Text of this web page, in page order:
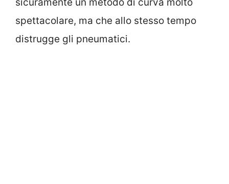
spettacolare, ma che allo stesso tempo
distrugge gli pneumatici.